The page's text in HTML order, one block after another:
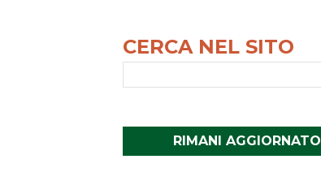
CERCA NEL SITO
RIMANI AGGIORNATO